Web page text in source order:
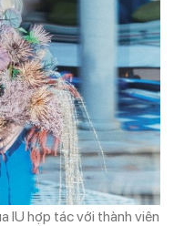
IU hợp tác với thành viên